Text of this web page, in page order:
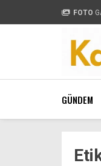
FOTO
GÜNDEM